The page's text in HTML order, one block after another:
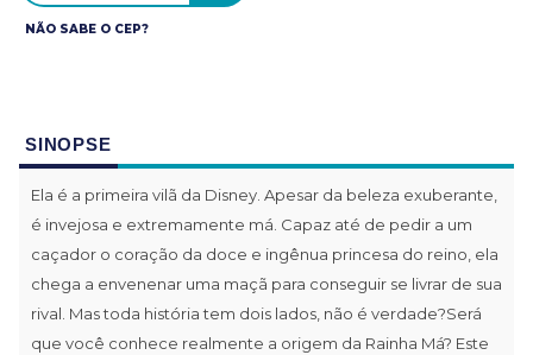
NÃO SABE O CEP?
SINOPSE
Ela é a primeira vilã da Disney. Apesar da beleza exuberante,
é invejosa e extremamente má. Capaz até de pedir a um
caçador o coração da doce e ingênua princesa do reino, ela
chega a envenenar uma maçã para conseguir se livrar de sua
rival. Mas toda história tem dois lados, não é verdade?Será
que você conhece realmente a origem da Rainha Má? Este